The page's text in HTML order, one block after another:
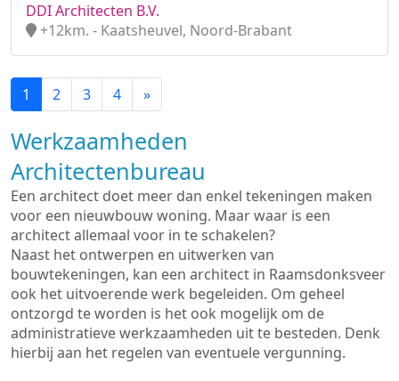
DDI Architecten B.V.
+12km. - Kaatsheuvel, Noord-Brabant
1 2 3 4 »
Werkzaamheden
Architectenbureau
Een architect doet meer dan enkel tekeningen maken
voor een nieuwbouw woning. Maar waar is een
architect allemaal voor in te schakelen?
Naast het ontwerpen en uitwerken van
bouwtekeningen, kan een architect in Raamsdonksveer
ook het uitvoerende werk begeleiden. Om geheel
ontzorgd te worden is het ook mogelijk om de
administratieve werkzaamheden uit te besteden. Denk
hierbij aan het regelen van eventuele vergunning.